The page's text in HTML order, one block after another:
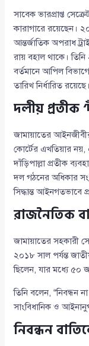
সাবেক ভারপ্রাপ্ত
কারাগারে রয়েছেন।
আন্তর্জাতিক অপরাধ
রায় বহাল থাকে।
বর্তমানে আপিল
তারিখ নির্ধারিত রয়েছে।
দলীয় প্রতীক
জামায়াতের
কোর্টের এখতিয়ার নয়,
দাঁড়িপাল্লা প্রতীক
দল গঠনের অধিকার
সিদ্ধান্ত আইনগতভাবে
রাজনৈতিক
জামায়াতের সহকারী
২০১৮ সাল পর্যন্ত
ছিলেন, যার মধ্যে
তিনি বলেন,
সাংবিধানিক ও
নিবন্ধন